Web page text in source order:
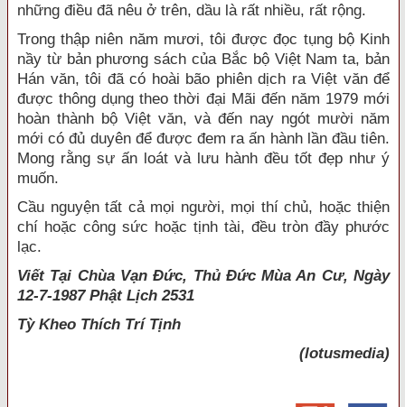
những điều đã nêu ở trên, dầu là rất nhiều, rất rộng.
Trong thập niên năm mươi, tôi được đọc tụng bộ Kinh
nầy từ bản phương sách của Bắc bộ Việt Nam ta, bản
Hán văn, tôi đã có hoài bão phiên dịch ra Việt văn để
được thông dụng theo thời đại Mãi đến năm 1979 mới
hoàn thành bộ Việt văn, và đến nay ngót mười năm
mới có đủ duyên để được đem ra ấn hành lần đầu tiên.
Mong rằng sự ấn loát và lưu hành đều tốt đẹp như ý
muốn.
Cầu nguyện tất cả mọi người, mọi thí chủ, hoặc thiện
chí hoặc công sức hoặc tịnh tài, đều tròn đầy phước
lạc.
Viết Tại Chùa Vạn Đức, Thủ Đức Mùa An Cư, Ngày
12-7-1987 Phật Lịch 2531
Tỳ Kheo Thích Trí Tịnh
(lotusmedia)